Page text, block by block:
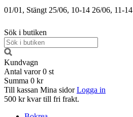
01/01, Stängt 25/06, 10-14 26/06, 11-14
Sök i butiken
Kundvagn
Antal varor 0 st
Summa 0 kr
Till kassan Mina sidor Logga in
500 kr kvar till fri frakt.